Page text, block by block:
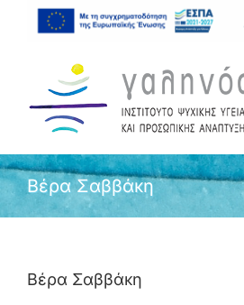
Μετάβαση
Το Ινστιτούτο
Βέρα Σαββάκη
Βέρα Σαββάκη